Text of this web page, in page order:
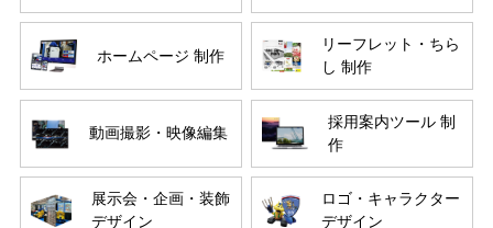
ホームページ 制作
リーフレット・ちら
し 制作
動画撮影・映像編集
採用案内ツール 制
作
展示会・企画・装飾
デザイン
ロゴ・キャラクター
デザイン